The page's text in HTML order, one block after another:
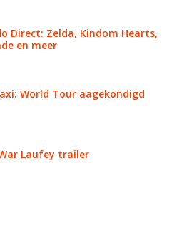
Direct: Zelda, Kindom Hearts,
en meer
World Tour aagekondigd
Laufey trailer